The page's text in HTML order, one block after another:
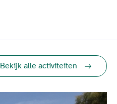
Bekijk alle activiteiten